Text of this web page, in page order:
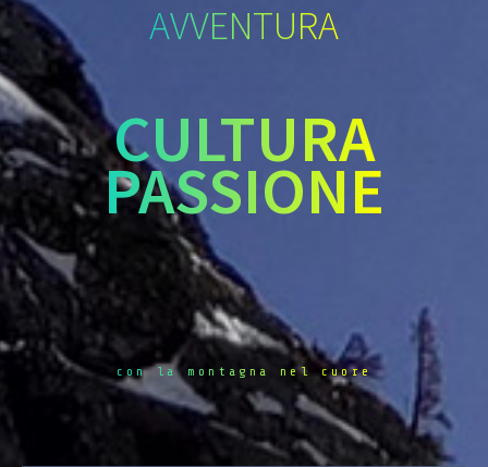
AVVENTURA
CULTURA
PASSIONE
con la montagna nel cuore